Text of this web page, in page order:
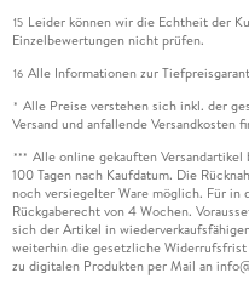
15 Leider können wir die Echtheit der
Einzelbewertungen nicht prüfen.
16 Alle Informationen zur
* Alle Preise verstehen sich inkl. der
Versand und anfallende Versandkosten
*** Alle online gekauften
100 Tagen nach Kaufdatum. Die
noch versiegelter Ware möglich. Für
Rückgaberecht von 4 Wochen.
sich der Artikel in
weiterhin die gesetzliche Widerrufsfrist
zu digitalen Produkten per Mail an